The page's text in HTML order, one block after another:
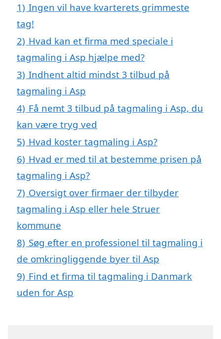
1) Ingen vil have kvarterets grimmeste
tag!
2) Hvad kan et firma med speciale i
tagmaling i Asp hjælpe med?
3) Indhent altid mindst 3 tilbud på
tagmaling i Asp
4) Få nemt 3 tilbud på tagmaling i Asp, du
kan være tryg ved
5) Hvad koster tagmaling i Asp?
6) Hvad er med til at bestemme prisen på
tagmaling i Asp?
7) Oversigt over firmaer der tilbyder
tagmaling i Asp eller hele Struer
kommune
8) Søg efter en professionel til tagmaling i
de omkringliggende byer til Asp
9) Find et firma til tagmaling i Danmark
uden for Asp